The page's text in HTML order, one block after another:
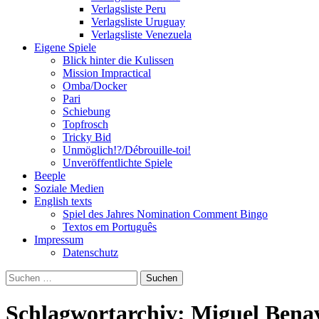
Verlagsliste Peru
Verlagsliste Uruguay
Verlagsliste Venezuela
Eigene Spiele
Blick hinter die Kulissen
Mission Impractical
Omba/Docker
Pari
Schiebung
Topfrosch
Tricky Bid
Unmöglich!?/Débrouille-toi!
Unveröffentlichte Spiele
Beeple
Soziale Medien
English texts
Spiel des Jahres Nomination Comment Bingo
Textos em Português
Impressum
Datenschutz
Suchen
nach:
Schlagwortarchiv: Miguel